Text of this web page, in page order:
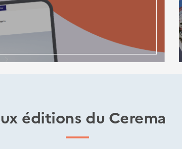
éditions du Cerema